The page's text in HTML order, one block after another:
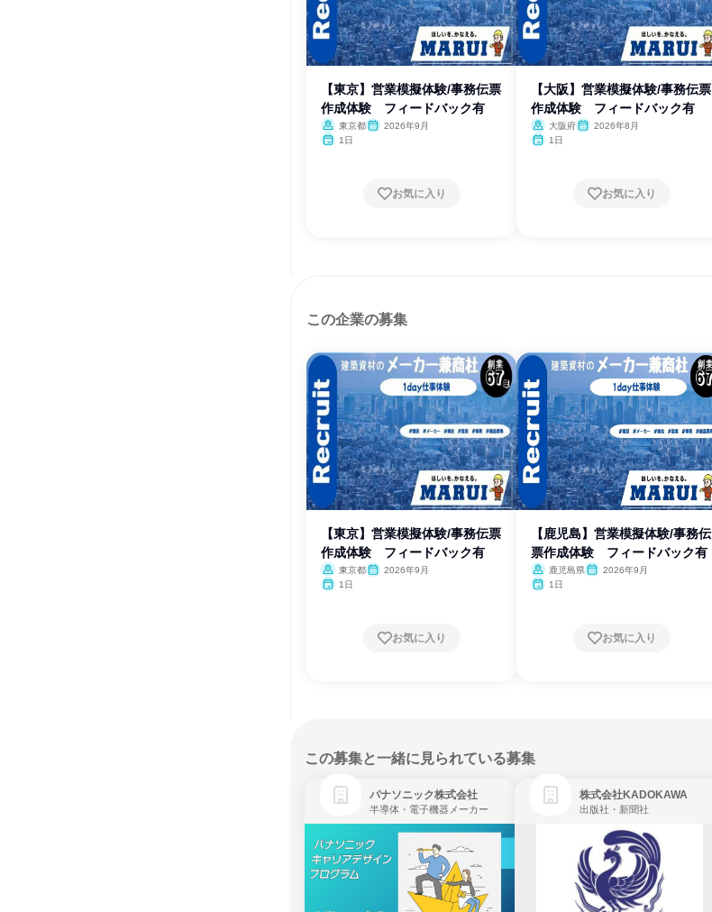
【東京】営業模擬体験/事務伝票
作成体験 フィードバック有
東京都
2026年9月
1日
お気に入り
【大阪】営業模擬体験/事務伝票
作成体験 フィードバック有
大阪府
2026年8月
1日
お気に入り
この企業の募集
【東京】営業模擬体験/事務伝票
作成体験 フィードバック有
東京都
2026年9月
1日
お気に入り
【鹿児島】営業模擬体験/事務伝
票作成体験 フィードバック有
鹿児島県
2026年9月
1日
お気に入り
この募集と一緒に見られている募集
パナソニック株式会社
半導体・電子機器メーカー
株式会社KADOKAWA
出版社・新聞社